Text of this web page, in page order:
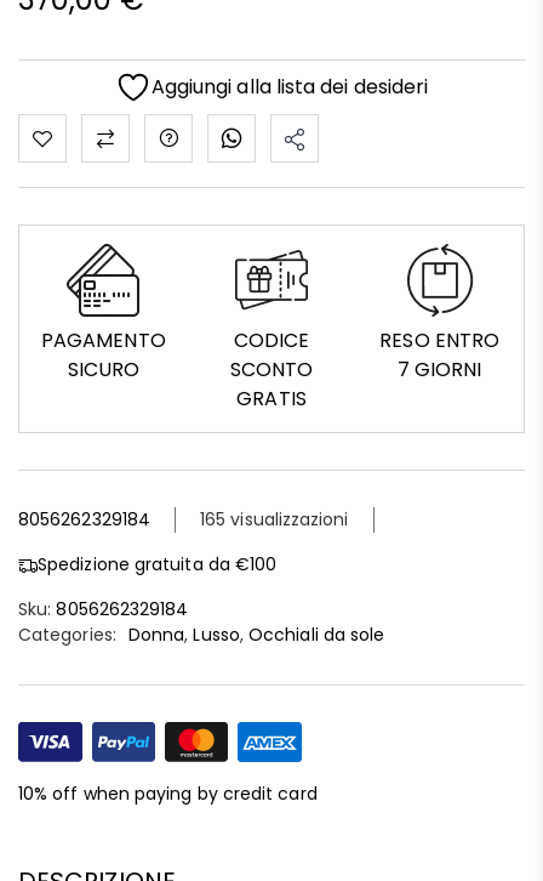
Aggiungi alla lista dei desideri
PAGAMENTO
SICURO
CODICE
SCONTO
GRATIS
RESO ENTRO
7 GIORNI
8056262329184
165 visualizzazioni
Spedizione gratuita da €100
Sku: 8056262329184
Categories: Donna,Lusso,Occhiali da sole
10% off when paying by credit card